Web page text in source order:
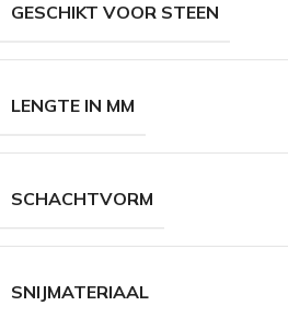
GESCHIKT VOOR STEEN
LENGTE IN MM
SCHACHTVORM
SNIJMATERIAAL